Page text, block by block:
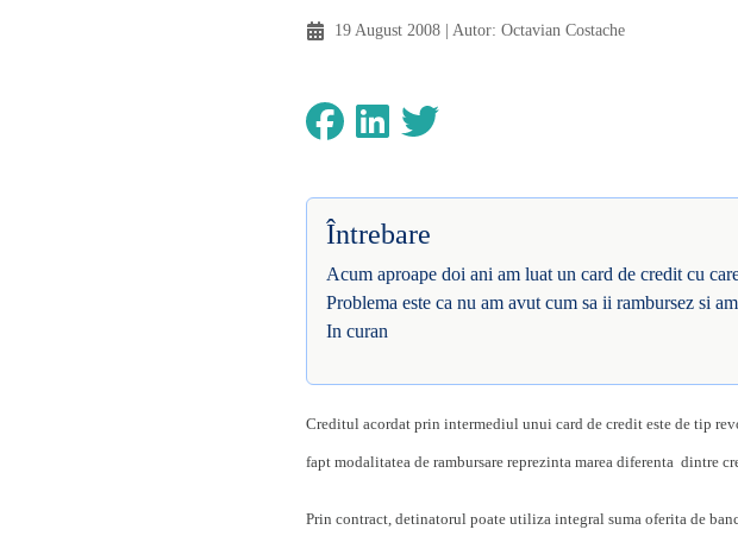
19 August 2008| Autor: Octavian Costache
Întrebare
Acum aproape doi ani am luat un card de credit cu
Problema este ca nu am avut cum sa ii rambursez si
In curan
Creditul acordat prin intermediul unui card de credit este de tip
fapt modalitatea de rambursare reprezinta marea diferenta dintre
Prin contract, detinatorul poate utiliza integral suma oferita de